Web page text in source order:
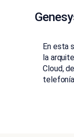
En esta
la
Cloud,